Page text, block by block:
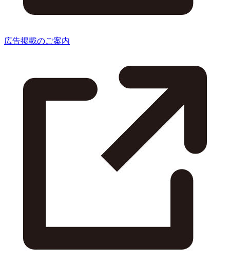
広告掲載のご案内